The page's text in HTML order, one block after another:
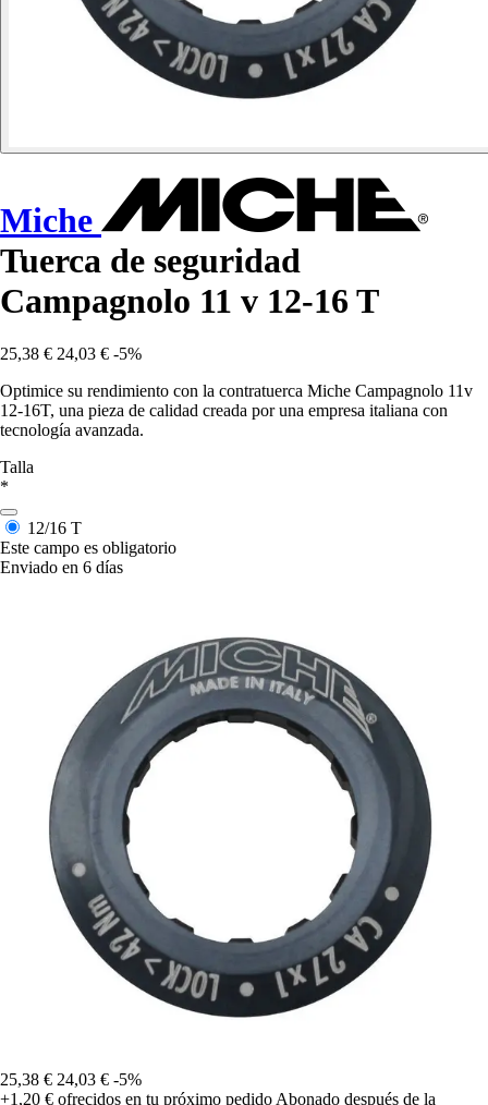
Miche
Tuerca de seguridad
Campagnolo 11 v 12-16 T
25,38 € 24,03 € -5%
Optimice su rendimiento con la contratuerca Miche Campagnolo 11v
12-16T, una pieza de calidad creada por una empresa italiana con
tecnología avanzada.
Talla
*
12/16 T
Este campo es obligatorio
Enviado en 6 días
25,38 € 24,03 € -5%
+1,20 € ofrecidos en tu próximo pedido Abonado después de la